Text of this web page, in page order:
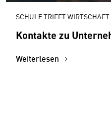
SCHULE TRIFFT WIRTSCHAFT
Kontakte zu
Weiterlesen